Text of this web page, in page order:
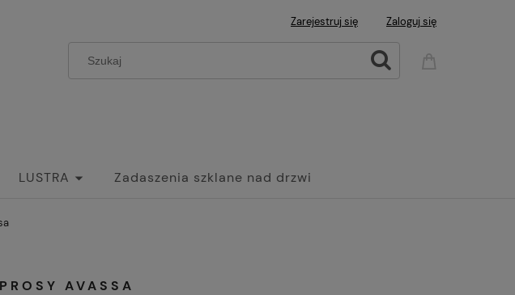
Zarejestruj się Zaloguj się
LUSTRA Zadaszenia szklane nad drzwi
AVASSA